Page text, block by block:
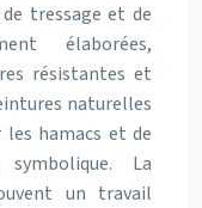
de tressage et de
élaborées,
résistantes et
naturelles
hamacs et de
La
un travail